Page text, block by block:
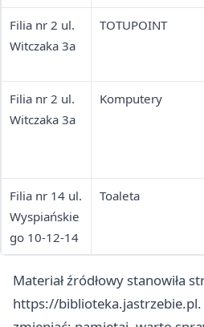
Filia nr 2 ul.
Witczaka 3a
TOTUPOINT
Filia nr 2 ul.
Witczaka 3a
Komputery
Filia nr 14 ul.
Wyspiańskie
go 10-12-14
Toaleta
Materiał źródłowy stanowiła
https://biblioteka.jastrzebie.pl.